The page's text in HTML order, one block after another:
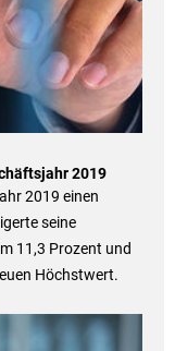
2019
2019 einen
seine
11,3 Prozent und
Höchstwert.